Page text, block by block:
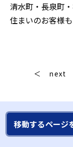
清水町・長泉町
住まいのお客様
next